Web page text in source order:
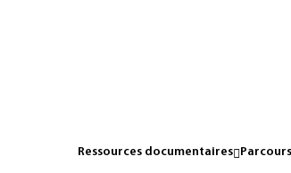
Ressources documentaires